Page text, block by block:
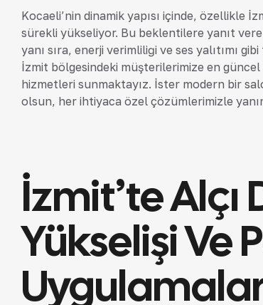
Kocaeli’nin dinamik yapısı içinde,
sürekli yükseliyor. Bu beklentilere yanıt
yanı sıra, enerji verimliliği ve ses yalıtımı
İzmit bölgesindeki müşterilerimize en
hizmetleri sunmaktayız. İster modern bir
olsun, her ihtiyaca özel çözümlerimizle
İzmit’te
Yükselişi Ve